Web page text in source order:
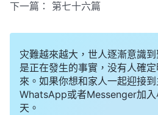
下一篇： 第七十六篇
灾難越來越大，世人逐漸意識
是正在發生的事實，没有人確
來。如果你想和家人一起迎接
WhatsApp或者Messenger加
天。